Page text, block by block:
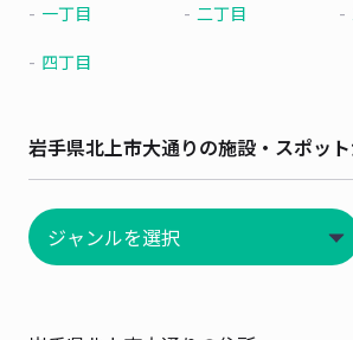
一丁目 二丁目
四丁目
岩手県北上市大通りの施設・スポッ